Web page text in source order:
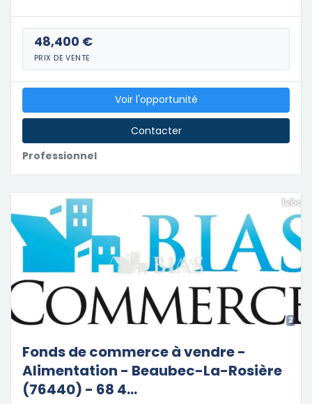
48,400 €
PRIX DE VENTE
Professionnel
Voir l'opportunité
Contacter
2
Fonds de commerce à vendre -
Alimentation - Beaubec-La-Rosière
(76440) - 68 4...